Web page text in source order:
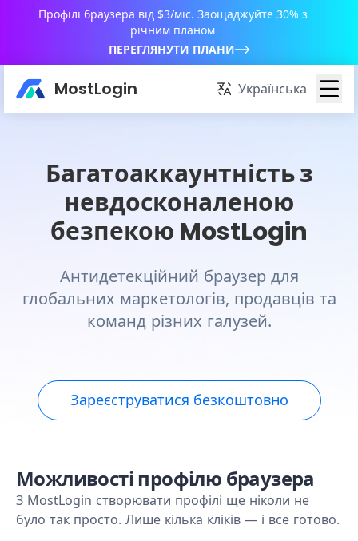
Профілі браузера від $3/міс. Заощаджуйте 30% з
річним планом
ПЕРЕГЛЯНУТИ ПЛАНИ
MostLogin Українська
Багатоаккаунтність з
невдосконаленою
безпекою MostLogin
Антидетекційний браузер для
глобальних маркетологів, продавців та
команд різних галузей.
Зареєструватися безкоштовно
Можливості профілю браузера
З MostLogin створювати профілі ще ніколи не
було так просто. Лише кілька кліків — і все готово.